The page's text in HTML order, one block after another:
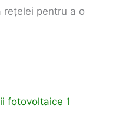
rețelei pentru a o